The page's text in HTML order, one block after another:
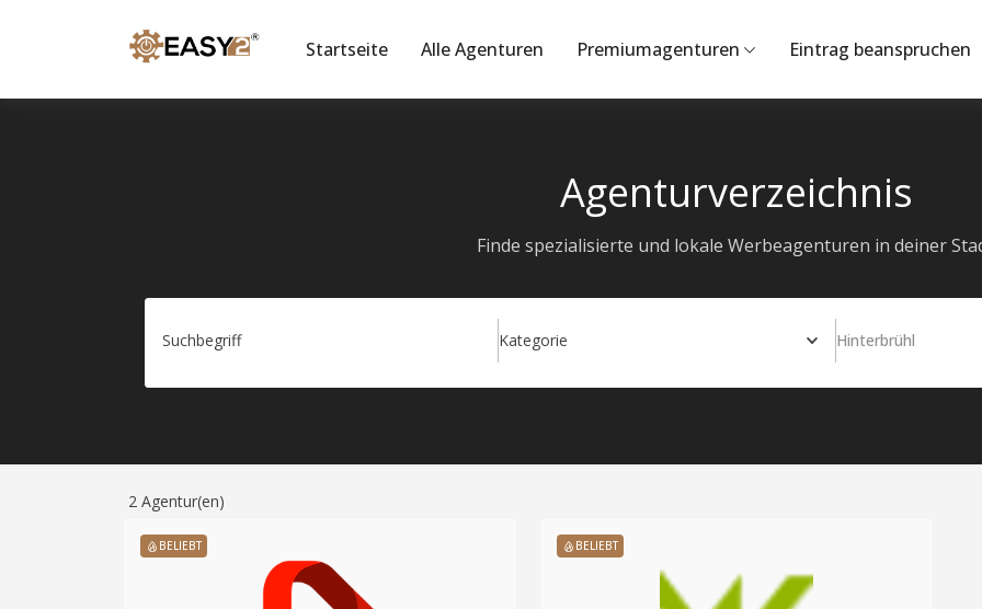
Startseite Alle Agenturen Premiumagenturen Eintrag beanspruchen
Agenturverzeichnis
Finde spezialisierte und lokale Werbeagenturen in deiner
Suchbegriff Kategorie Hinterbrühl
2 Agentur(en)
BELIEBT BELIEBT